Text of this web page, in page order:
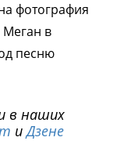
фотография
Меган в
песню
в наших
иДзене